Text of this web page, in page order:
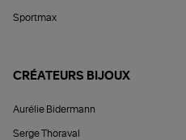
Sportmax
CRÉATEURS BIJOUX
Aurélie Bidermann
Serge Thoraval